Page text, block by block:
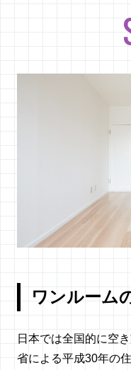
ワンルーム
日本では全国的に空
省による平成30年の